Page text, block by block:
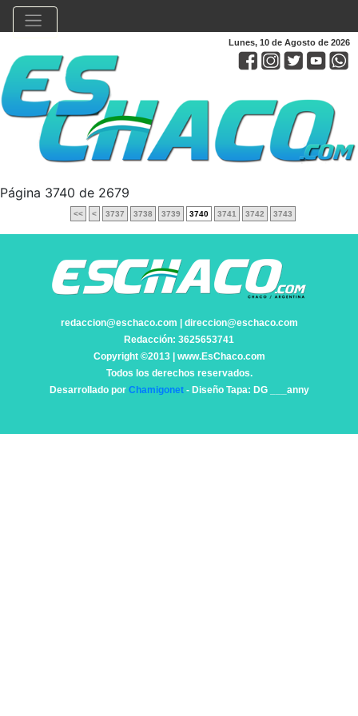
Lunes, 10 de Agosto de 2026
Página 3740 de 2679
<< < 3737 3738 3739 3740 3741 3742 3743
redaccion@eschaco.com | direccion@eschaco.com
Redacción: 3625653741
Copyright ©2013 | www.EsChaco.com
Todos los derechos reservados.
Desarrollado por Chamigonet- Diseño Tapa: DG ___anny